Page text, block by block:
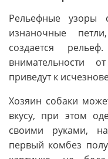
Рельефные узоры
изнаночные
создается
внимательности
приведут к
Хозяин собаки
вкусу, при этом
своими руками,
первый комбез